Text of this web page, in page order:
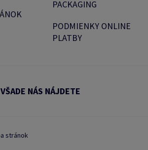
PACKAGING
PODMIENKY ONLINE
PLATBY
NÁS NÁJDETE
stránok